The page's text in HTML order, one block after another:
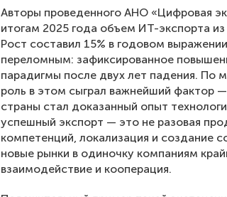
Авторы проведенного АНО «Цифровая
итогам 2025 года объем ИТ-экспорта
Рост составил 15% в годовом
переломным: зафиксированное
парадигмы после двух лет падения. По
роль в этом сыграл важнейший фактор
страны стал доказанный опыт
успешный экспорт — это не разовая
компетенций, локализация и создание
новые рынки в одиночку компаниям
взаимодействие и кооперация.